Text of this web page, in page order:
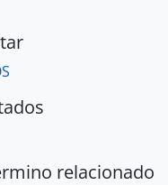
relacionado